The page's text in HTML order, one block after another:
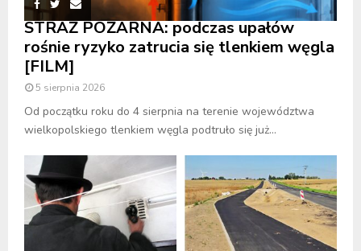
STRAŻ POŻARNA: podczas upałów
rośnie ryzyko zatrucia się tlenkiem węgla
[FILM]
5 sierpnia 2026
Od początku roku do 4 sierpnia na terenie województwa
wielkopolskiego tlenkiem węgla podtruło się już...